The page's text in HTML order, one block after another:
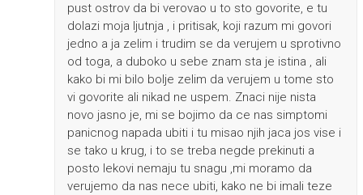
pust ostrov da bi verovao u to sto govorite, e tu
dolazi moja ljutnja , i pritisak, koji razum mi govori
jedno a ja zelim i trudim se da verujem u sprotivno
od toga, a duboko u sebe znam sta je istina , ali
kako bi mi bilo bolje zelim da verujem u tome sto
vi govorite ali nikad ne uspem. Znaci nije nista
novo jasno je, mi se bojimo da ce nas simptomi
panicnog napada ubiti i tu misao njih jaca jos vise i
se tako u krug, i to se treba negde prekinuti a
posto lekovi nemaju tu snagu ,mi moramo da
verujemo da nas nece ubiti, kako ne bi imali teze